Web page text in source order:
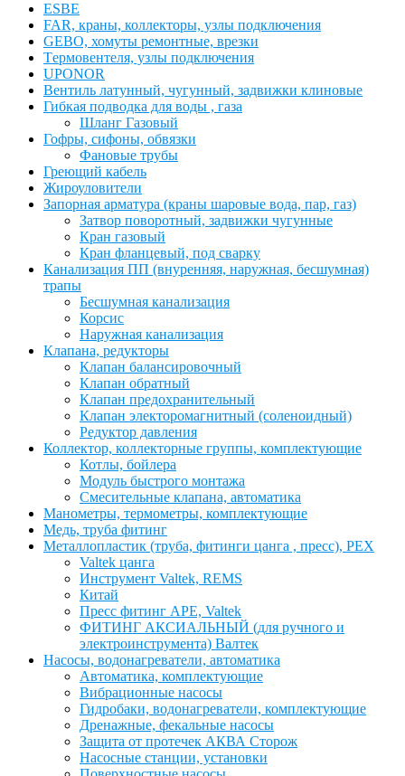
ESBЕ
FAR, краны, коллекторы, узлы подключения
GEBO, хомуты ремонтные, врезки
Tермовентеля, узлы подключения
UPONOR
Вентиль латунный, чугунный, задвижки клиновые
Гибкая подводка для воды , газа
Шланг Газовый
Гофры, сифоны, обвязки
Фановые трубы
Греющий кабель
Жироуловители
Запорная арматура (краны шаровые вода, пар, газ)
Затвор поворотный, задвижки чугунные
Кран газовый
Кран фланцевый, под сварку
Канализация ПП (внуренняя, наружная, бесшумная)
трапы
Бесшумная канализация
Корсис
Наружная канализация
Клапана, редукторы
Клапан балансировочный
Клапан обратный
Клапан предохранительный
Клапан электоромагнитный (соленоидный)
Редуктор давления
Коллектор, коллекторные группы, комплектующие
Котлы, бойлера
Модуль быстрого монтажа
Смесительные клапана, автоматика
Манометры, термометры, комплектующие
Медь, труба фитинг
Металлопластик (труба, фитинги цанга , пресс), PEX
Valtek цанга
Инструмент Valtek, REMS
Китай
Пресс фитинг APE, Valtek
ФИТИНГ АКСИАЛЬНЫЙ (для ручного и
электроинструмента) Валтек
Насосы, водонагреватели, автоматика
Автоматика, комплектующие
Вибрационные насосы
Гидробаки, водонагреватели, комплектующие
Дренажные, фекальные насосы
Защита от протечек АКВА Сторож
Насосные станции, установки